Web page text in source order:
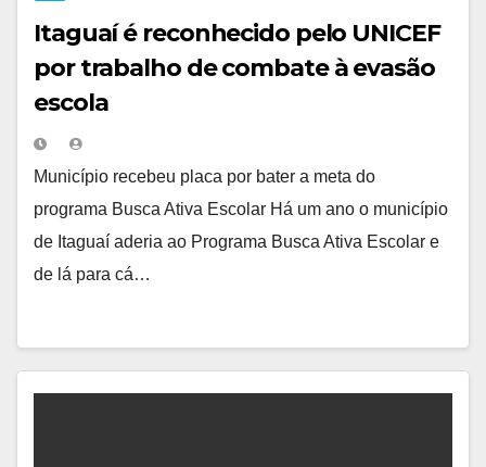
Itaguaí é reconhecido pelo UNICEF
por trabalho de combate à evasão
escola
Município recebeu placa por bater a meta do
programa Busca Ativa Escolar Há um ano o município
de Itaguaí aderia ao Programa Busca Ativa Escolar e
de lá para cá…